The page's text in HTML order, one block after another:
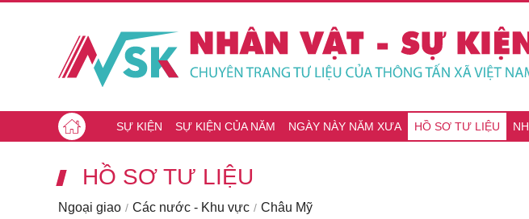
SỰ KIỆN SỰ KIỆN CỦA NĂM NGÀY NÀY NĂM XƯA HỒ SƠ TƯ LIỆU
HỒ SƠ TƯ LIỆU
Ngoại giao Các nước - Khu vực Châu Mỹ